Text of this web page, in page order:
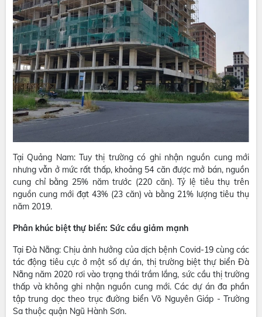
Tại Quảng Nam: Tuy thị trường có ghi nhận nguồn cung mới
nhưng vẫn ở mức rất thấp, khoảng 54 căn được mở bán, nguồn
cung chỉ bằng 25% năm trước (220 căn). Tỷ lệ tiêu thụ trên
nguồn cung mới đạt 43% (23 căn) và bằng 21% lượng tiêu thụ
năm 2019.
Phân khúc biệt thự biển: Sức cầu giảm mạnh
Tại Đà Nẵng: Chịu ảnh hưởng của dịch bệnh Covid-19 cùng các
tác động tiêu cực ở một số dự án, thị trường biệt thự biển Đà
Nẵng năm 2020 rơi vào trạng thái trầm lắng, sức cầu thị trường
thấp và không ghi nhận nguồn cung mới. Các dự án đa phần
tập trung dọc theo trục đường biển Võ Nguyên Giáp - Trường
Sa thuộc quận Ngũ Hành Sơn.